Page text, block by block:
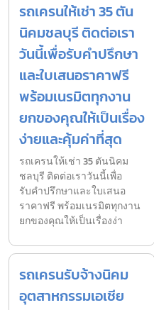
รถเครนให้เช่า 35 ตัน
นิคมชลบุรี ติดต่อเรา
วันนี้เพื่อรับคำปรึกษา
และใบเสนอราคาฟรี
พร้อมเนรมิตทุกงาน
ยกของคุณให้เป็นเรื่อง
ง่ายและคุ้มค่าที่สุด
รถเครนให้เช่า 35 ตันนิคม
ชลบุรี ติดต่อเราวันนี้เพื่อ
รับคำปรึกษาและใบเสนอ
ราคาฟรี พร้อมเนรมิตทุกงาน
ยกของคุณให้เป็นเรื่องง่า
รถเครนรับจ้างนิคม
อุตสาหกรรมเอเชีย